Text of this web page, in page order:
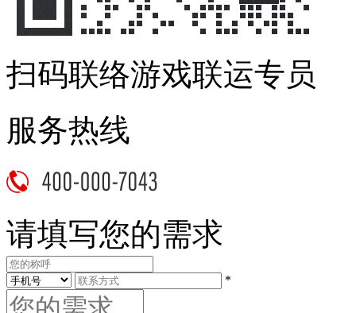
扫码联络游戏联运专员
服务热线
请填写您的需求
*